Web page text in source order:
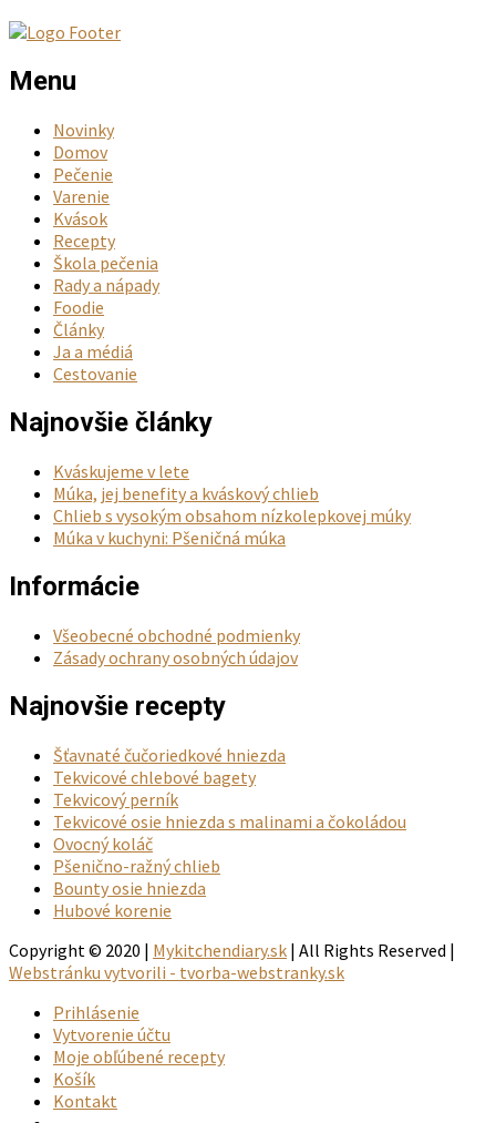
Menu
Novinky
Domov
Pečenie
Varenie
Kvások
Recepty
Škola pečenia
Rady a nápady
Foodie
Články
Ja a médiá
Cestovanie
Najnovšie články
Kváskujeme v lete
Múka, jej benefity a kváskový chlieb
Chlieb s vysokým obsahom nízkolepkovej múky
Múka v kuchyni: Pšeničná múka
Informácie
Všeobecné obchodné podmienky
Zásady ochrany osobných údajov
Najnovšie recepty
Šťavnaté čučoriedkové hniezda
Tekvicové chlebové bagety
Tekvicový perník
Tekvicové osie hniezda s malinami a čokoládou
Ovocný koláč
Pšenično-ražný chlieb
Bounty osie hniezda
Hubové korenie
Copyright © 2020 | Mykitchendiary.sk | All Rights Reserved |
Webstránku vytvorili - tvorba-webstranky.sk
Prihlásenie
Vytvorenie účtu
Moje obľúbené recepty
Košík
Kontakt